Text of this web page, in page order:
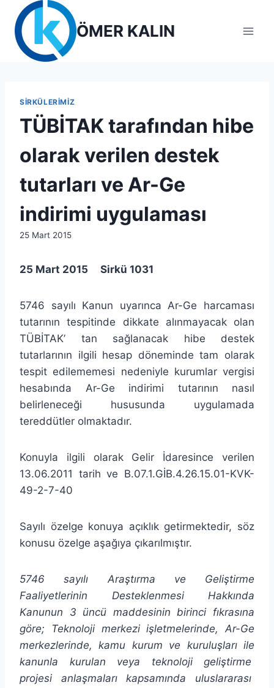
content
ÖMER KALIN
SIRKÜLERIMIZ
TÜBİTAK tarafından hibe
olarak verilen destek
tutarları ve Ar-Ge
indirimi uygulaması
By
25 Mart 2015
25 Mart 2015 Sirkü 1031
5746 sayılı Kanun uyarınca Ar-Ge harcaması
tutarının tespitinde dikkate alınmayacak olan
TÜBİTAK’ tan sağlanacak hibe destek
tutarlarının ilgili hesap döneminde tam olarak
tespit edilememesi nedeniyle kurumlar vergisi
hesabında Ar-Ge indirimi tutarının nasıl
belirleneceği hususunda uygulamada
tereddütler olmaktadır.
Konuyla ilgili olarak Gelir İdaresince verilen
13.06.2011 tarih ve B.07.1.GİB.4.26.15.01-KVK-
49-2-7-40
Sayılı özelge konuya açıklık getirmektedir, söz
konusu özelge aşağıya çıkarılmıştır.
5746 sayılı Araştırma ve Geliştirme
Faaliyetlerinin Desteklenmesi Hakkında
Kanunun 3 üncü maddesinin birinci fıkrasına
göre; Teknoloji merkezi işletmelerinde, Ar-Ge
merkezlerinde, kamu kurum ve kuruluşları ile
kanunla kurulan veya teknoloji geliştirme
projesi anlaşmaları kapsamında uluslararası